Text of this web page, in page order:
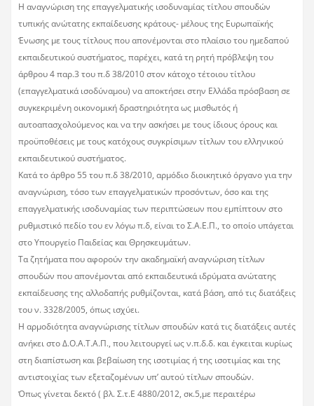
Η αναγνώριση της επαγγελματικής ισοδυναμίας τίτλου σπουδών
τυπικής ανώτατης εκπαίδευσης κράτους- μέλους της Ευρωπαϊκής
Ένωσης με τους τίτλους που απονέμονται στο πλαίσιο του ημεδαπού
εκπαιδευτικού συστήματος, παρέχει, κατά τη ρητή πρόβλεψη του
άρθρου 4 παρ.3 του π.δ 38/2010 στον κάτοχο τέτοιου τίτλου
(επαγγελματικά ισοδύναμου) να αποκτήσει στην Ελλάδα πρόσβαση σε
συγκεκριμένη οικονομική δραστηριότητα ως μισθωτός ή
αυτοαπασχολούμενος και να την ασκήσει με τους ίδιους όρους και
προϋποθέσεις με τους κατόχους συγκρίσιμων τίτλων του ελληνικού
εκπαιδευτικού συστήματος.
Κατά το άρθρο 55 του π.δ 38/2010, αρμόδιο διοικητικό όργανο για την
αναγνώριση, τόσο των επαγγελματικών προσόντων, όσο και της
επαγγελματικής ισοδυναμίας των περιπτώσεων που εμπίπτουν στο
ρυθμιστικό πεδίο του εν λόγω π.δ, είναι το Σ.Α.Ε.Π., το οποίο υπάγεται
στο Υπουργείο Παιδείας και Θρησκευμάτων.
Τα ζητήματα που αφορούν την ακαδημαϊκή αναγνώριση τίτλων
σπουδών που απονέμονται από εκπαιδευτικά ιδρύματα ανώτατης
εκπαίδευσης της αλλοδαπής ρυθμίζονται, κατά βάση, από τις διατάξεις
του ν. 3328/2005, όπως ισχύει.
Η αρμοδιότητα αναγνώρισης τίτλων σπουδών κατά τις διατάξεις αυτές
ανήκει στο Δ.Ο.Α.Τ.Α.Π., που λειτουργεί ως ν.π.δ.δ. και έγκειται κυρίως
στη διαπίστωση και βεβαίωση της ισοτιμίας ή της ισοτιμίας και της
αντιστοιχίας των εξεταζομένων υπ’ αυτού τίτλων σπουδών.
Όπως γίνεται δεκτό ( βλ. Σ.τ.Ε 4880/2012, σκ.5,με περαιτέρω